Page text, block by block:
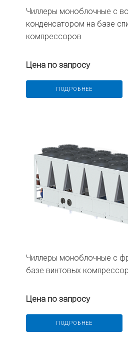
Чиллеры моноблочные с
конденсатором на базе
компрессоров
Цена по запросу
ПОДРОБНЕЕ
Чиллеры моноблочные с
базе винтовых
Цена по запросу
ПОДРОБНЕЕ